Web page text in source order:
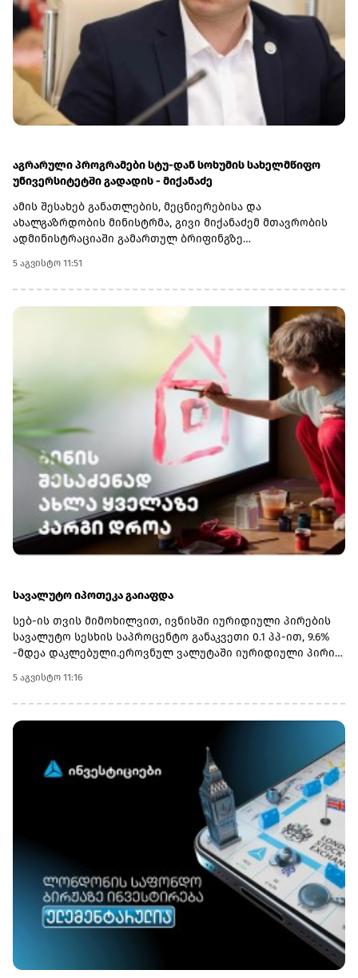
აგრარული პროგრამები სტუ-დან სოხუმის სახელმწიფო
უნივერსიტეტში გადადის - მიქანაძე
ამის შესახებ განათლების, მეცნიერებისა და
ახალგაზრდობის მინისტრმა, გივი მიქანაძემ მთავრობის
ადმინისტრაციაში გამართულ ბრიფინგზე
უნივერსიტეტის აგრარულმა პროგრამებმა განათლების
ხარისხის განვითარების ეროვნულ ცენტრში აკრედიტაციის
სტუდენტებს, რომლებიც ამჟამად სწავლობენ სტუ-ის
აგრარულ მიმართულებებზე, ისინი სწავლას იმავე
უნივერსიტეტში დაასრულებენ.ამასთან, მიქანაძის თქმით,
უმაღლესი განათლების რეფორმის ფარგლებში
აკრედიტაცია გაიარა კიდევ ორმა რეგიონულმა
სასწავლებელმა - შოთა მესხიას სახელობის ზუგდიდის
სახელმწიფო უნივერსიტეტმა და სამცხე-ჯავახეთის
სახელმწიფო უნივერსიტეტმა, რომლებიც ტურიზმის
საგანმანათლებლო პროგრამებს
განახორციელებენ.მინისტრმა აღნიშნა, რომ რეგიონულ
უნივერსიტეტებში პრიორიტეტულ მიმართულებებად
სწორედ ვიწრო პროფილური სფეროები: პედაგოგიკა,
ტურიზმი და აგრარული პროგრამები განისაზღვრა, რის
გამოც იმ სასწავლებლებს, რომლებსაც ახალი
მიმართულებები დაემატათ, სტუდენტთა მიღების
კვოტებიც გაეზარდათ.
5 აგვისტო 11:51
სავალუტო იპოთეკა გაიაფდა
სებ-ის თვის მიმოხილვით, ივნისში იურიდიული პირების
სავალუტო სესხის საპროცენტო განაკვეთი 0.1 პპ-ით, 9.6%
-მდეა დაკლებული.ეროვნულ ვალუტაში იურიდიული პირის
დან.მიმოხილვაშის ასევე სავალუტო დაკრედიტების
აჩქარებაზეა აღნიშნული, ტემპი 0.4 პპ-ით, 14.2%-მდე
ით.ბანკების პორტფელში იპოთეკური სესხები 14.209 მლრდ
ლარია. მ.შ. 10 მლრდ ლარია ადგილობრივ ვალუტაში, 4.2
მლრდ ლარამდე ეკვივალენტი კი უცხოურ ვალუტაში..
5 აგვისტო 11:16